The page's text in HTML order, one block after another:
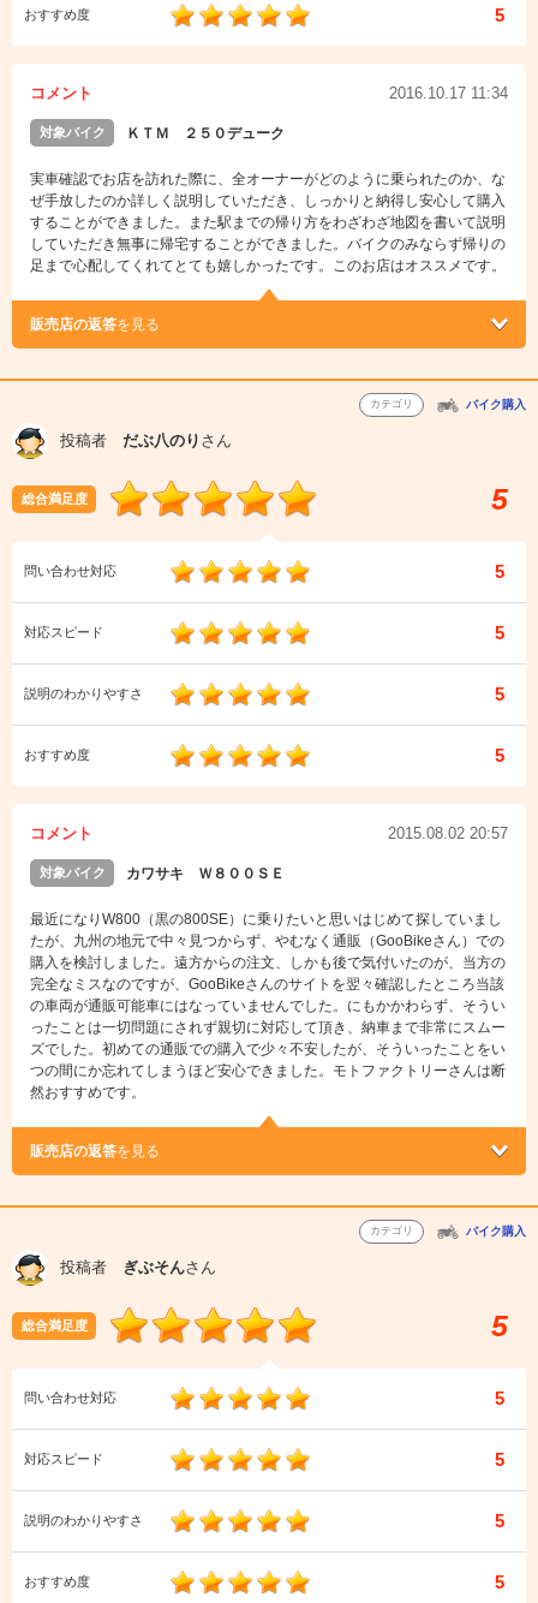
おすすめ度 5
コメント 2016.10.17 11:34
対象バイク ＫＴＭ ２５０デューク
実車確認でお店を訪れた際に、全オーナーがどのように乗られたのか、な
ぜ手放したのか詳しく説明していただき、しっかりと納得し安心して購入
することができました。また駅までの帰り方をわざわざ地図を書いて説明
していただき無事に帰宅することができました。バイクのみならず帰りの
足まで心配してくれてとても嬉しかったです。このお店はオススメです。
販売店の返答を見る
カテゴリ バイク購入
投稿者 だぶ八のり さん
総合満足度 5
問い合わせ対応 5
対応スピード 5
説明のわかりやすさ 5
おすすめ度 5
コメント 2015.08.02 20:57
対象バイク カワサキ Ｗ８００ＳＥ
最近になりW800（黒の800SE）に乗りたいと思いはじめて探していまし
たが、九州の地元で中々見つからず、やむなく通販（GooBikeさん）での
購入を検討しました。遠方からの注文、しかも後で気付いたのが、当方の
完全なミスなのですが、GooBikeさんのサイトを翌々確認したところ当該
の車両が通販可能車にはなっていませんでした。にもかかわらず、そうい
ったことは一切問題にされず親切に対応して頂き、納車まで非常にスムー
ズでした。初めての通販での購入で少々不安したが、そういったことをい
つの間にか忘れてしまうほど安心できました。モトファクトリーさんは断
然おすすめです。
販売店の返答を見る
カテゴリ バイク購入
投稿者 ぎぶそんさん
総合満足度 5
問い合わせ対応 5
対応スピード 5
説明のわかりやすさ 5
おすすめ度 5